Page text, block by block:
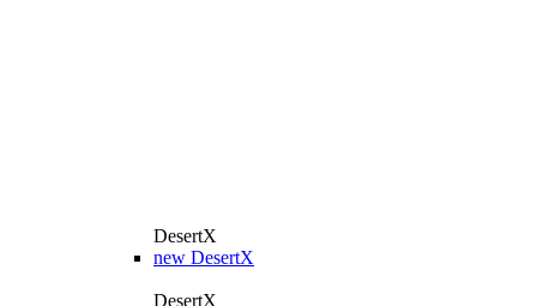
DesertX
new DesertX
DesertX